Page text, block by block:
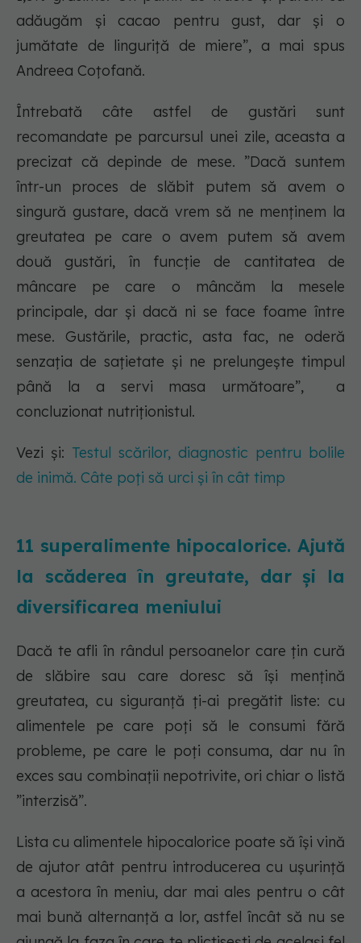
adăugăm și cacao pentru gust, dar și o
jumătate de linguriță de miere”, a mai spus
Andreea Coțofană.
Întrebată câte astfel de gustări sunt
recomandate pe parcursul unei zile, aceasta a
precizat că depinde de mese. ”Dacă suntem
într-un proces de slăbit putem să avem o
singură gustare, dacă vrem să ne menținem la
greutatea pe care o avem putem să avem
două gustări, în funcție de cantitatea de
mâncare pe care o mâncăm la mesele
principale, dar și dacă ni se face foame între
mese. Gustările, practic, asta fac, ne oderă
senzația de sațietate și ne prelungește timpul
până la a servi masa următoare”, a
concluzionat nutriționistul.
Vezi și: Testul scărilor, diagnostic pentru bolile
de inimă. Câte poți să urci și în cât timp
11 superalimente hipocalorice. Ajută
la scăderea în greutate, dar și la
diversificarea meniului
Dacă te afli în rândul persoanelor care țin cură
de slăbire sau care doresc să își mențină
greutatea, cu siguranță ți-ai pregătit liste: cu
alimentele pe care poți să le consumi fără
probleme, pe care le poți consuma, dar nu în
exces sau combinații nepotrivite, ori chiar o listă
”interzisă”.
Lista cu alimentele hipocalorice poate să își vină
de ajutor atât pentru introducerea cu ușurință
a acestora în meniu, dar mai ales pentru o cât
mai bună alternanță a lor, astfel încât să nu se